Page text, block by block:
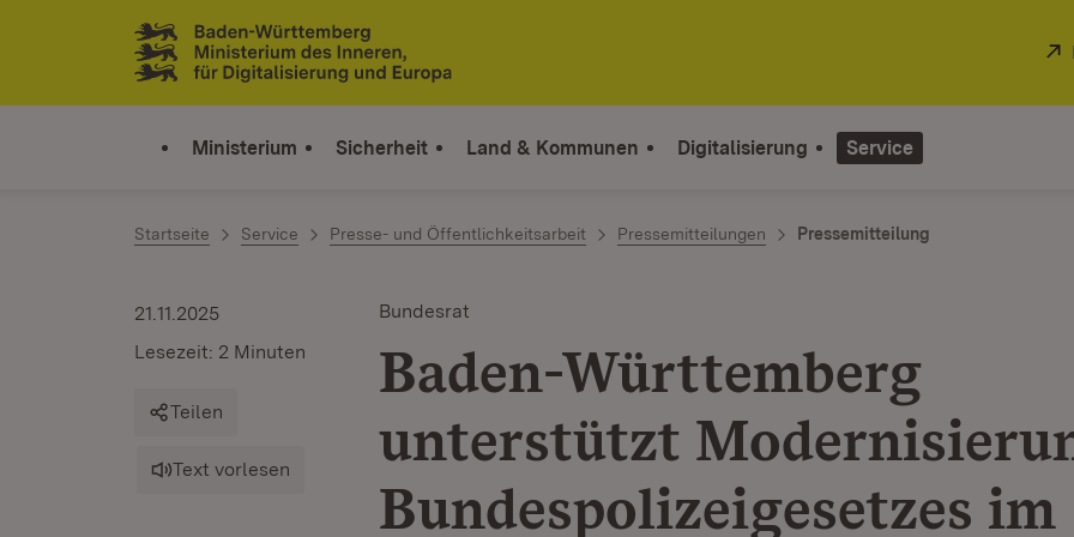
Zum Inhalt springen
Link zur Startseite
Ministerium Sicherheit Land & Kommunen Digitalisierung Service
Startseite Service Presse- und Öffentlichkeitsarbeit Pressemitteilungen Pressemitteilung
Bundesrat
Baden-Württemberg
unterstützt
Bundespolizeigesetzes im
21.11.2025
Lesezeit: 2 Minuten
Teilen
Text vorlesen